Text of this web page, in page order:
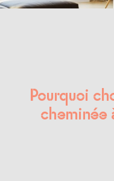
Pourquoi
cheminée